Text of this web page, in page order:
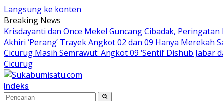
Langsung ke konten
Breaking News
Krisdayanti dan Once Mekel Guncang Cibadak,
Akhiri ‘Perang’ Trayek Angkot 02 dan 09 Hanya Merekah
Cicurug Masih Semrawut: Angkot 09 ‘Sentil’ Dishub Jabar
Cicurug
Indeks